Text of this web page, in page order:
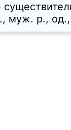
муж. p., од.,